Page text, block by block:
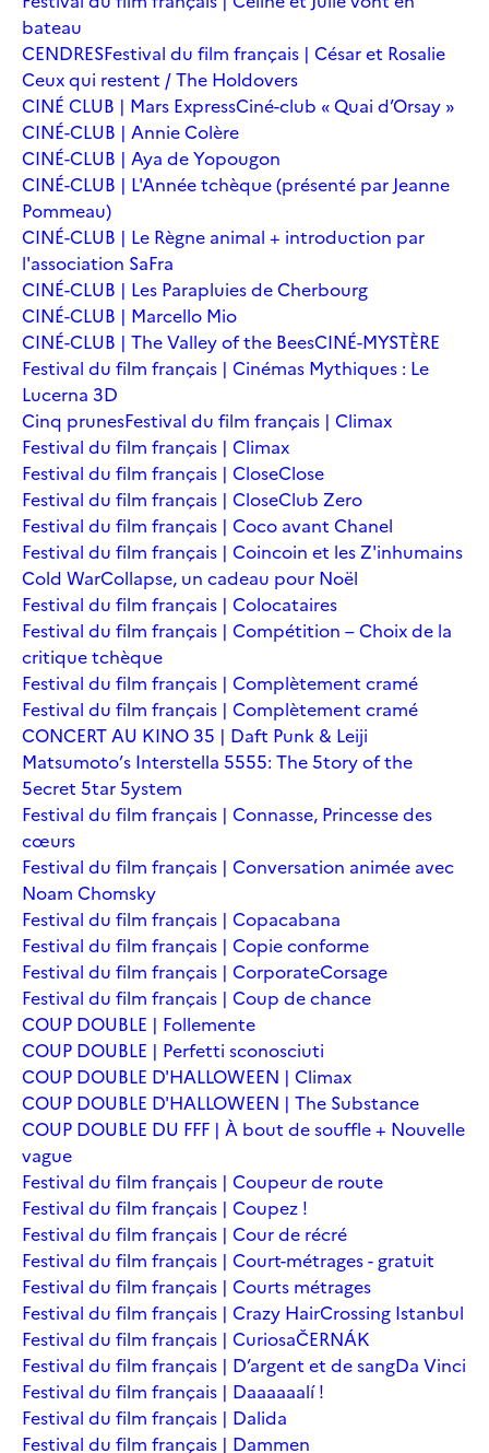
bateau
CENDRESFestival du film français | César et Rosalie
Ceux qui restent / The Holdovers
CINÉ CLUB | Mars ExpressCiné-club « Quai d’Orsay »
CINÉ-CLUB | Annie Colère
CINÉ-CLUB | Aya de Yopougon
CINÉ-CLUB | L'Année tchèque (présenté par Jeanne
Pommeau)
CINÉ-CLUB | Le Règne animal + introduction par
l'association SaFra
CINÉ-CLUB | Les Parapluies de Cherbourg
CINÉ-CLUB | Marcello Mio
CINÉ-CLUB | The Valley of the BeesCINÉ-MYSTÈRE
Festival du film français | Cinémas Mythiques : Le
Lucerna 3D
Cinq prunesFestival du film français | Climax
Festival du film français | Climax
Festival du film français | CloseClose
Festival du film français | CloseClub Zero
Festival du film français | Coco avant Chanel
Festival du film français | Coincoin et les Z'inhumains
Cold WarCollapse, un cadeau pour Noël
Festival du film français | Colocataires
Festival du film français | Compétition – Choix de la
critique tchèque
Festival du film français | Complètement cramé
Festival du film français | Complètement cramé
CONCERT AU KINO 35 | Daft Punk & Leiji
Matsumoto’s Interstella 5555: The 5tory of the
5ecret 5tar 5ystem
Festival du film français | Connasse, Princesse des
cœurs
Festival du film français | Conversation animée avec
Noam Chomsky
Festival du film français | Copacabana
Festival du film français | Copie conforme
Festival du film français | CorporateCorsage
Festival du film français | Coup de chance
COUP DOUBLE | Follemente
COUP DOUBLE | Perfetti sconosciuti
COUP DOUBLE D'HALLOWEEN | Climax
COUP DOUBLE D'HALLOWEEN | The Substance
COUP DOUBLE DU FFF | À bout de souffle + Nouvelle
vague
Festival du film français | Coupeur de route
Festival du film français | Coupez !
Festival du film français | Cour de récré
Festival du film français | Court-métrages - gratuit
Festival du film français | Courts métrages
Festival du film français | Crazy HairCrossing Istanbul
Festival du film français | CuriosaČERNÁK
Festival du film français | D’argent et de sangDa Vinci
Festival du film français | Daaaaaalí !
Festival du film français | Dalida
Festival du film français | Dammen